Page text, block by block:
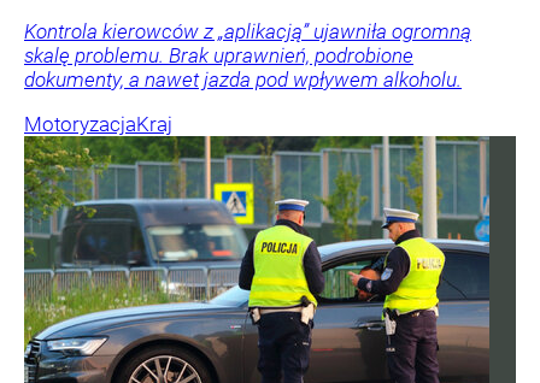
Kontrola kierowców z „aplikacją” ujawniła ogromną
skalę problemu. Brak uprawnień, podrobione
dokumenty, a nawet jazda pod wpływem alkoholu.
MotoryzacjaKraj